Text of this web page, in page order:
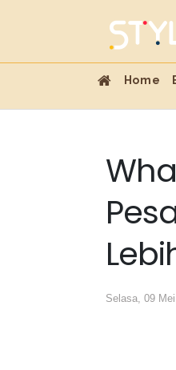
Home
Selasa, 09